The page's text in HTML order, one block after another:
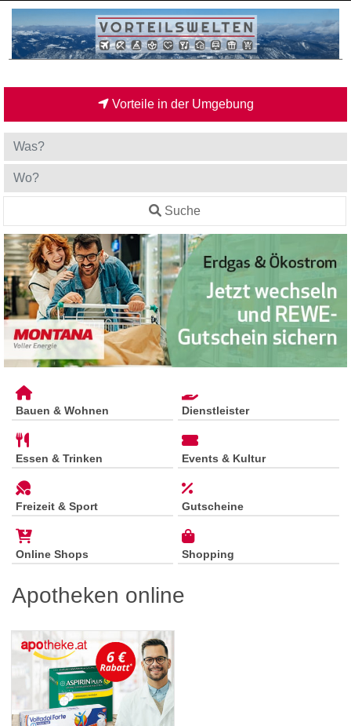
Vorteile in der Umgebung
Suche
Bauen & Wohnen Dienstleister
Essen & Trinken Events & Kultur
Freizeit & Sport Gutscheine
Online Shops Shopping
Apotheken online